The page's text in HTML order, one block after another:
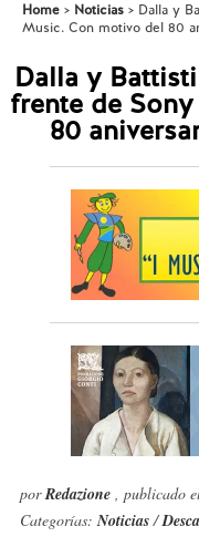
Home Noticias
Dalla y
Music. Con motivo del 80
Dalla y
frente de
80
porRedazione , publicado
Categorías:Noticias/